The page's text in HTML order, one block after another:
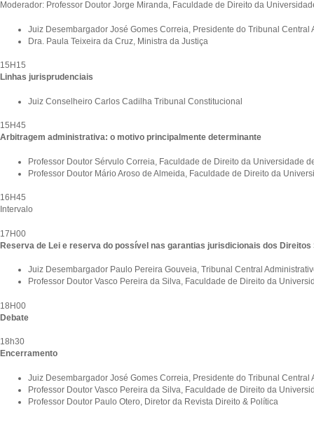
Moderador: Professor Doutor Jorge Miranda, Faculdade de Direito da
Juiz Desembargador José Gomes Correia, Presidente do Tribunal Central
Dra. Paula Teixeira da Cruz, Ministra da Justiça
15H15
Linhas jurisprudenciais
Juiz Conselheiro Carlos Cadilha Tribunal Constitucional
15H45
Arbitragem administrativa: o motivo principalmente determinante
Professor Doutor Sérvulo Correia, Faculdade de Direito da Universidade
Professor Doutor Mário Aroso de Almeida, Faculdade de Direito da
16H45
Intervalo
17H00
Reserva de Lei e reserva do possível nas garantias jurisdicionais dos Direitos
Juiz Desembargador Paulo Pereira Gouveia, Tribunal Central
Professor Doutor Vasco Pereira da Silva, Faculdade de Direito da
18H00
Debate
18h30
Encerramento
Juiz Desembargador José Gomes Correia, Presidente do Tribunal Central
Professor Doutor Vasco Pereira da Silva, Faculdade de Direito da
Professor Doutor Paulo Otero, Diretor da Revista Direito & Política